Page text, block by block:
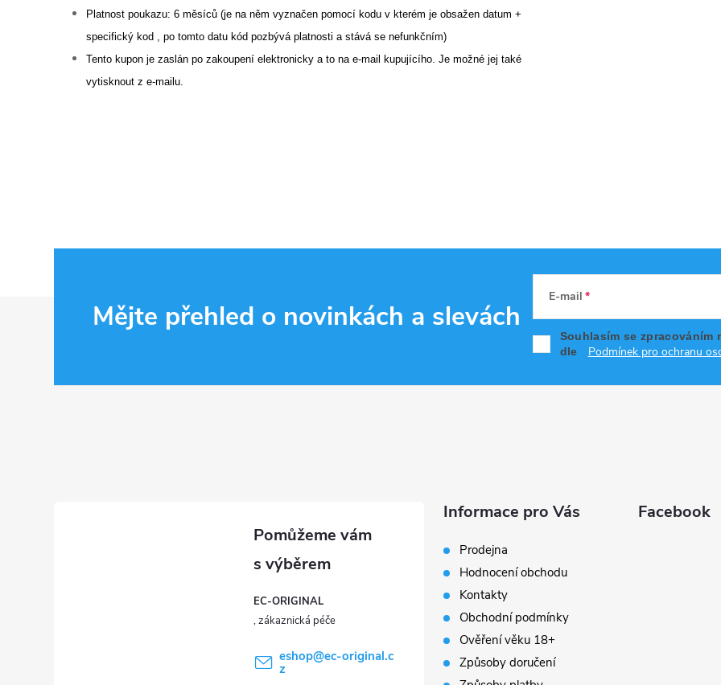
Platnost poukazu: 6 měsíců (je na něm vyznačen pomocí kodu v kterém je obsažen datum +
specifický kod , po tomto datu kód pozbývá platnosti a stává se nefunkčním)
Tento kupon je zaslán po zakoupení elektronicky a to na e-mail kupujícího. Je možné jej také
vytisknout z e-mailu.
Mějte přehled o novinkách a slevách
E-mail
Souhlasím se
dle
Podmínek pro ochranu
EC-ORIGINAL
eshop@ec-original.c
z
Informace pro Vás
Prodejna
Hodnocení obchodu
Kontakty
Obchodní podmínky
Ověření věku 18+
Způsoby doručení
Facebook